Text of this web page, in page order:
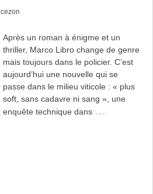
Après un roman à énigme et un
thriller, Marco Libro change de genre
mais toujours dans le policier. C’est
aujourd’hui une nouvelle qui se
passe dans le milieu viticole : « plus
soft, sans cadavre ni sang », une
enquête technique dans …